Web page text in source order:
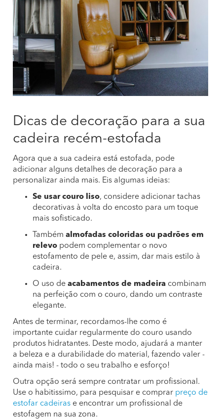
Dicas de decoração para a sua
cadeira recém-estofada
Agora que a sua cadeira está estofada, pode
adicionar alguns detalhes de decoração para a
personalizar ainda mais. Eis algumas ideias:
Se usar couro liso, considere adicionar tachas
decorativas à volta do encosto para um toque
mais sofisticado.
Também almofadas coloridas ou padrões em
relevo podem complementar o novo
estofamento de pele e, assim, dar mais estilo à
cadeira.
O uso de acabamentos de madeira combinam
na perfeição com o couro, dando um contraste
elegante.
Antes de terminar, recordamos-lhe como é
importante cuidar regularmente do couro usando
produtos hidratantes. Deste modo, ajudará a manter
a beleza e a durabilidade do material, fazendo valer -
ainda mais! - todo o seu trabalho e esforço!
Outra opção será sempre contratar um profissional.
Use o habitissimo, para pesquisar e comprar preço de
estofar cadeiras e encontrar um profissional de
estofagem na sua zona.